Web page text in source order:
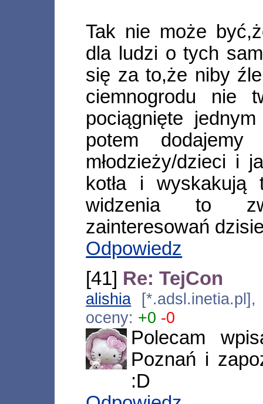
Tak nie może
dla ludzi o tych
się za to,że niby
ciemnogrodu nie
pociągnięte
potem
młodzieży/dzieci i
kotła i wyskakują
widzenia to
zainteresowań
Odpowiedz
[41] Re: TejCon
alishia
oceny: +0 -0
Polecam
Poznań i
:D